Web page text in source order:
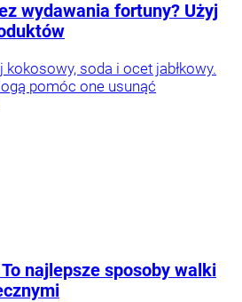
wydawania fortuny? Użyj
soda i ocet jabłkowy.
pomóc one usunąć
najlepsze sposoby walki